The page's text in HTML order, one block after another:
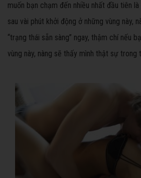
muốn bạn chạm đến nhiều nhất đầu tiên
sau vài phút khởi động ở những vùng này,
“trạng thái sẵn sàng” ngay, thậm chí nếu
vùng này, nàng sẽ thấy mình thật sự trong